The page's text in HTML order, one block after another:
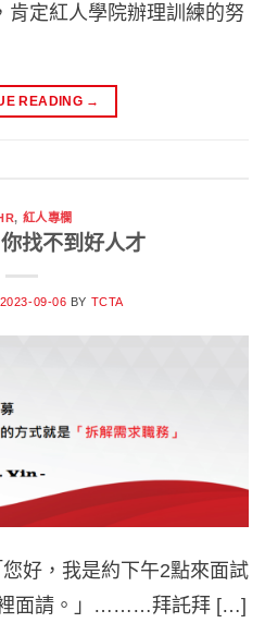
肯定紅人學院辦理訓練的努
READING →
, 紅人專欄
找不到好人才
2023-09-06 BY TCTA
好，我是約下午2點來面試
裡面請。」………拜託拜 […]